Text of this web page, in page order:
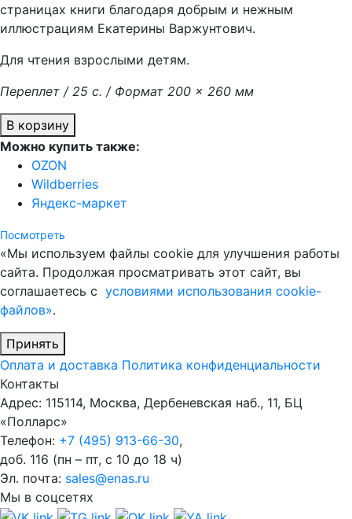
страницах книги благодаря добрым и нежным
иллюстрациям Екатерины Варжунтович.
Для чтения взрослыми детям.
Переплет / 25 с. / Формат 200 × 260 мм
В корзину
Можно купить также:
OZON
Wildberries
Яндекс-маркет
Посмотреть
«Мы используем файлы cookie для улучшения работы
сайта. Продолжая просматривать этот сайт, вы
соглашаетесь с условиями использования cookie-
файлов».
Принять
Оплата и доставка Политика конфиденциальности
Контакты
Адрес: 115114, Москва, Дербеневская наб., 11, БЦ
«Полларс»
Телефон: +7 (495) 913-66-30,
доб. 116 (пн – пт, с 10 до 18 ч)
Эл. почта: sales@enas.ru
Мы в соцсетях